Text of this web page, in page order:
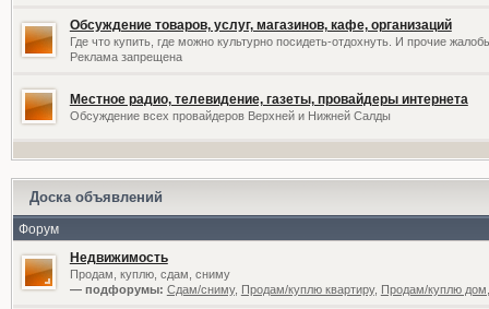
Обсуждение товаров, услуг, магазинов, кафе, организаций
Где что купить, где можно культурно посидеть-отдохнуть. И прочие
Реклама запрещена
Местное радио, телевидение, газеты, провайдеры интернета
Обсуждение всех провайдеров Верхней и Нижней Салды
Доска объявлений
Форум
Недвижимость
Продам, куплю, сдам, сниму
— подфорумы: Сдам/сниму, Продам/куплю квартиру, Продам/куплю